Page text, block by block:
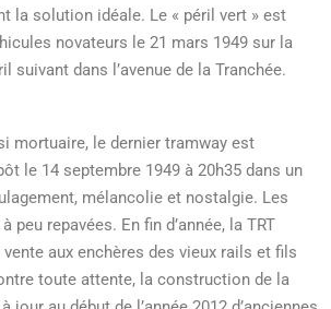
la solution idéale. Le « péril vert » est
novateurs le 21 mars 1949 sur la
suivant dans l’avenue de la Tranchée.
mortuaire, le dernier tramway est
le 14 septembre 1949 à 20h35 dans un
mélancolie et nostalgie. Les
peu repavées. En fin d’année, la TRT
aux enchères des vieux rails et fils
toute attente, la construction de la